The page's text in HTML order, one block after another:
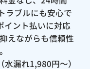
ラブルにも安心で
イント払いに対応
えながらも信頼性
漏れ1,980円〜）